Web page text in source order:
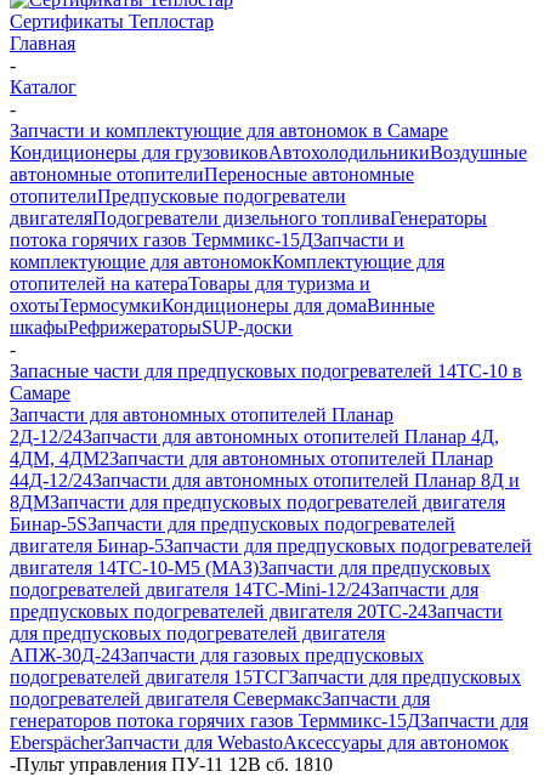
Сертификаты Теплостар
Главная
-
Каталог
-
Запчасти и комплектующие для автономок в Самаре
Кондиционеры для грузовиковАвтохолодильникиВоздушные
автономные отопителиПереносные автономные
отопителиПредпусковые подогреватели
двигателяПодогреватели дизельного топливаГенераторы
потока горячих газов Терммикс-15ДЗапчасти и
комплектующие для автономокКомплектующие для
отопителей на катераТовары для туризма и
охотыТермосумкиКондиционеры для домаВинные
шкафыРефрижераторыSUP-доски
-
Запасные части для предпусковых подогревателей 14ТС-10 в
Самаре
Запчасти для автономных отопителей Планар
2Д-12/24Запчасти для автономных отопителей Планар 4Д,
4ДМ, 4ДМ2Запчасти для автономных отопителей Планар
44Д-12/24Запчасти для автономных отопителей Планар 8Д и
8ДМЗапчасти для предпусковых подогревателей двигателя
Бинар-5SЗапчасти для предпусковых подогревателей
двигателя Бинар-5Запчасти для предпусковых подогревателей
двигателя 14ТС-10-М5 (МАЗ)Запчасти для предпусковых
подогревателей двигателя 14ТС-Mini-12/24Запчасти для
предпусковых подогревателей двигателя 20ТС-24Запчасти
для предпусковых подогревателей двигателя
АПЖ-30Д-24Запчасти для газовых предпусковых
подогревателей двигателя 15ТСГЗапчасти для предпусковых
подогревателей двигателя СевермаксЗапчасти для
генераторов потока горячих газов Терммикс-15ДЗапчасти для
EberspächerЗапчасти для WebastoАксессуары для автономок
-Пульт управления ПУ-11 12В сб. 1810